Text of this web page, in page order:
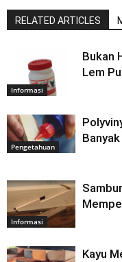
RELATED ARTICLES
Informasi
Bukan
Lem
Pengetahuan
Informasi
Kayu